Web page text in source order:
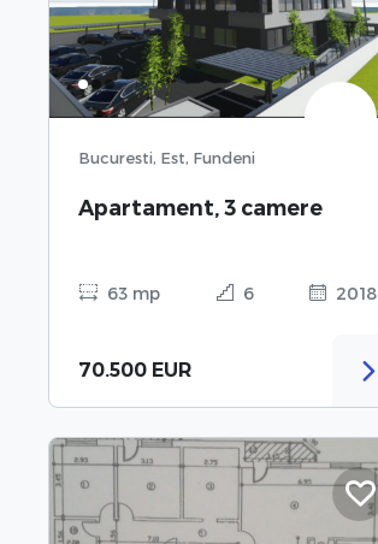
Bucuresti, Est, Fundeni
Apartament, 3 camere
63 mp 6 2018
70.500 EUR